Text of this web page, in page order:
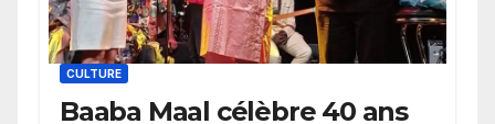
CULTURE
Baaba Maal célèbre 40 ans